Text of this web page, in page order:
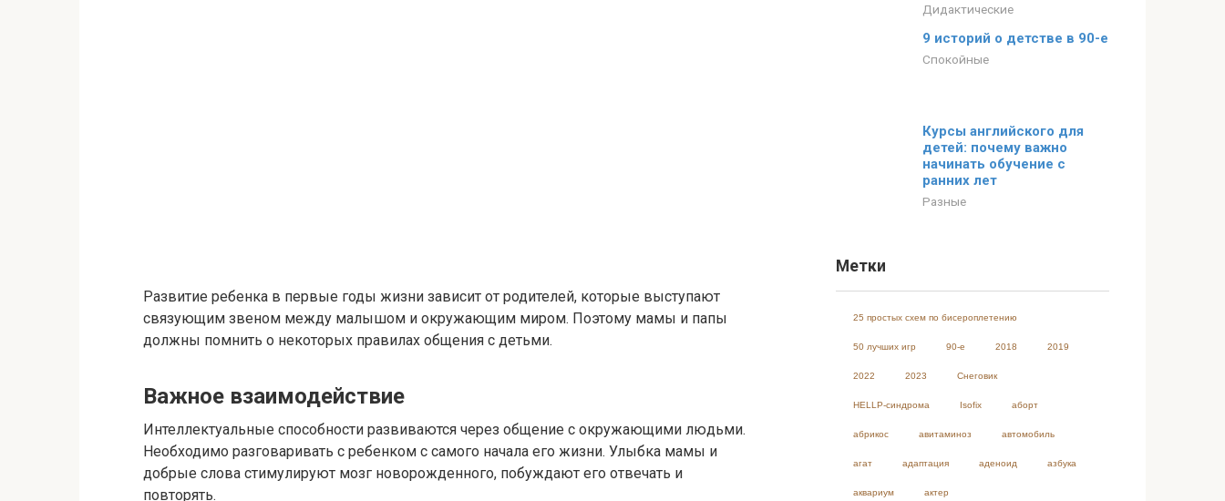
Развитие ребенка в первые годы жизни зависит от родителей, которые выступают
связующим звеном между малышом и окружающим миром. Поэтому мамы и папы
должны помнить о некоторых правилах общения с детьми.
Важное взаимодействие
Интеллектуальные способности развиваются через общение с окружающими людьми.
Необходимо разговаривать с ребенком с самого начала его жизни. Улыбка мамы и
добрые слова стимулируют мозг новорожденного, побуждают его отвечать и
повторять.
Дидактические
9 историй о детстве в 90-е
Спокойные
Курсы английского для
детей: почему важно
начинать обучение с
ранних лет
Разные
Метки
25 простых схем по бисероплетению
50 лучших игр 90-е 2018 2019
2022 2023 Cнеговик
HELLP-синдрома Isofix аборт
абрикос авитаминоз автомобиль
агат адаптация аденоид азбука
аквариум актер